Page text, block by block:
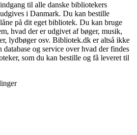
til alle danske bibliotekers
i Danmark. Du kan bestille
på dit eget bibliotek. Du kan bruge
hvad der er udgivet af bøger, musik,
lydbøger osv. Bibliotek.dk er altså ikke
og service over hvad der findes
som du kan bestille og få leveret til